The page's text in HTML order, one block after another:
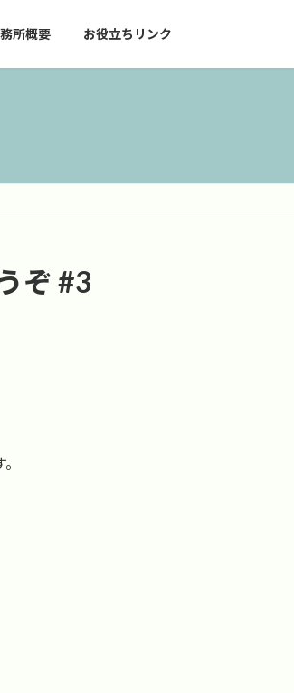
所概要 お役立ちリンク
ぞ #3